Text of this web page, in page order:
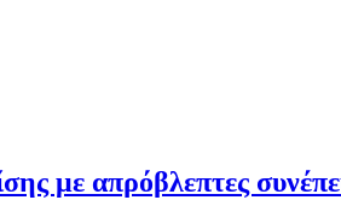
με απρόβλεπτες